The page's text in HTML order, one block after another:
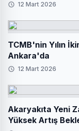
12 Mart 2026
TCMB'nin Yılın
Ankara'da
12 Mart 2026
Akaryakıta Yeni
Yüksek Artış